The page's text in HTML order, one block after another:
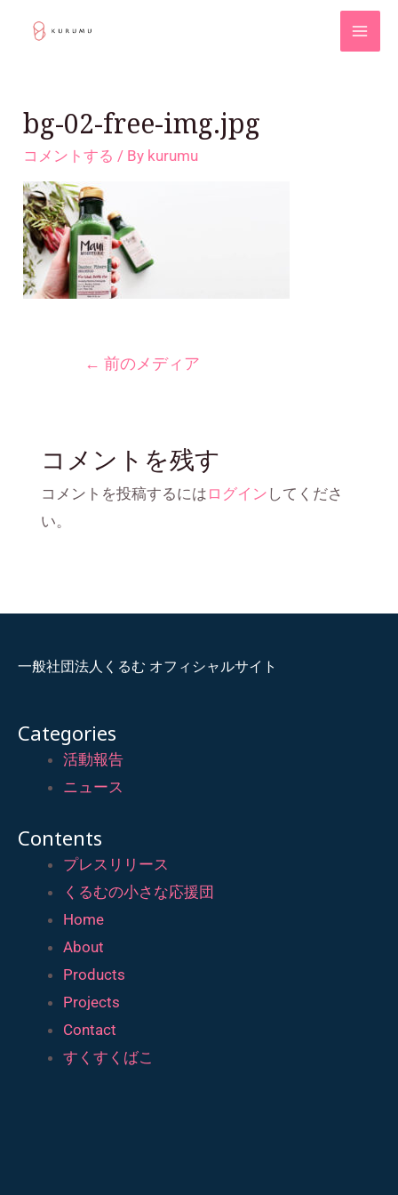
bg-02-free-img.jpg
コメントする / By kurumu
← 前のメディア
コメントを残す
コメントを投稿するにはログインしてくださ
い。
一般社団法人くるむ オフィシャルサイト
Categories
活動報告
ニュース
Contents
プレスリリース
くるむの小さな応援団
Home
About
Products
Projects
Contact
すくすくばこ